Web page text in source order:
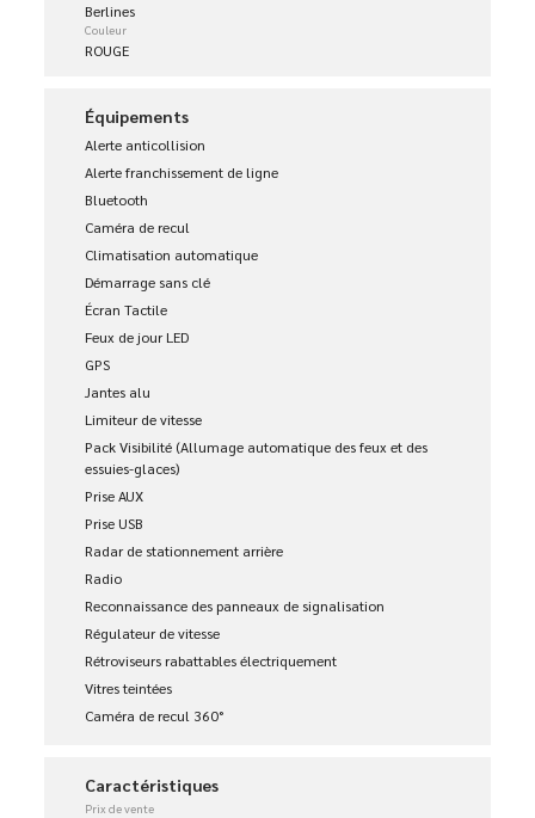
Berlines
Couleur
ROUGE
Équipements
Alerte anticollision
Alerte franchissement de ligne
Bluetooth
Caméra de recul
Climatisation automatique
Démarrage sans clé
Écran Tactile
Feux de jour LED
GPS
Jantes alu
Limiteur de vitesse
Pack Visibilité (Allumage automatique des feux et des
essuies-glaces)
Prise AUX
Prise USB
Radar de stationnement arrière
Radio
Reconnaissance des panneaux de signalisation
Régulateur de vitesse
Rétroviseurs rabattables électriquement
Vitres teintées
Caméra de recul 360°
Caractéristiques
Prix de vente